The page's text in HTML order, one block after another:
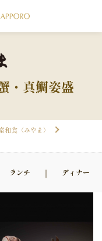
・真鯛姿盛
和食〈みやま〉
ランチ ディナー
▸ 採用情報
ム
ム